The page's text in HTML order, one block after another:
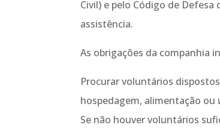
Civil) e pelo Código de
assistência.
As obrigações da companhia
Procurar voluntários
hospedagem, alimentação ou
Se não houver voluntários